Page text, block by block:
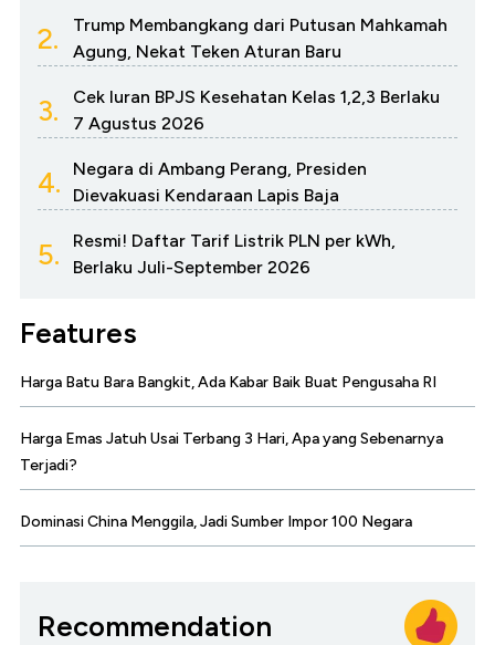
2.
Trump Membangkang dari Putusan Mahkamah
Agung, Nekat Teken Aturan Baru
3.
Cek Iuran BPJS Kesehatan Kelas 1,2,3 Berlaku
7 Agustus 2026
4.
Negara di Ambang Perang, Presiden
Dievakuasi Kendaraan Lapis Baja
5.
Resmi! Daftar Tarif Listrik PLN per kWh,
Berlaku Juli-September 2026
Features
Harga Batu Bara Bangkit, Ada Kabar Baik Buat Pengusaha RI
Harga Emas Jatuh Usai Terbang 3 Hari, Apa yang Sebenarnya
Terjadi?
Dominasi China Menggila, Jadi Sumber Impor 100 Negara
Recommendation